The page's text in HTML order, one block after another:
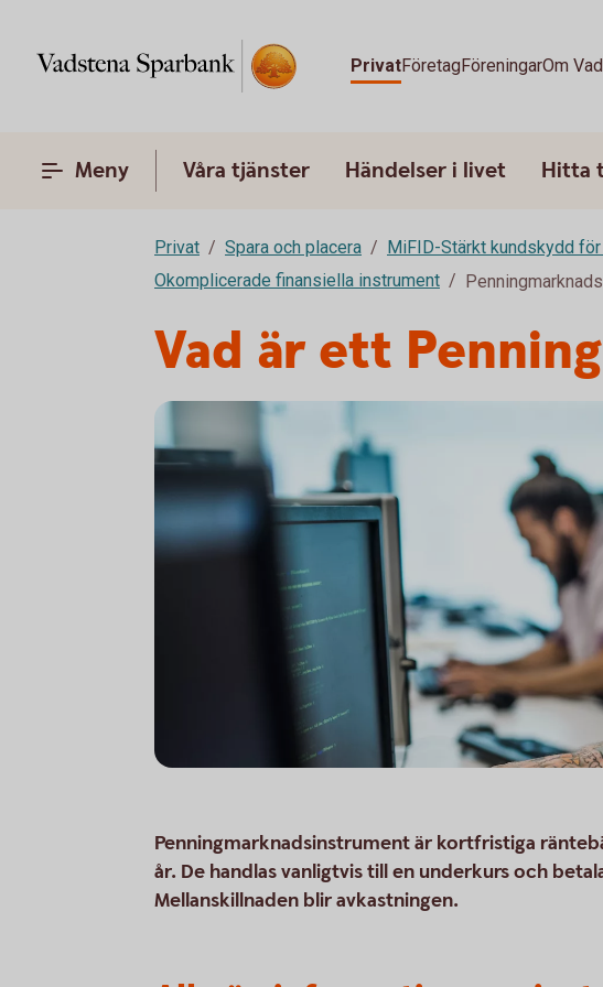
PrivatFöretagFöreningarOm
Meny Våra tjänster Händelser i livet Hitta
Privat Spara och placera MiFID-Stärkt kundskydd
Okomplicerade finansiella instrument
Vad är ett
Penningmarknadsinstrument är kortfristiga
år. De handlas vanligtvis till en underkurs och
Mellanskillnaden blir avkastningen.